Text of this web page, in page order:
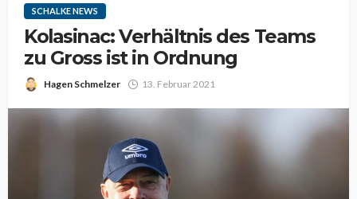
SCHALKE NEWS
Kolasinac: Verhältnis des Teams
zu Gross ist in Ordnung
Hagen Schmelzer 13. Februar 2021